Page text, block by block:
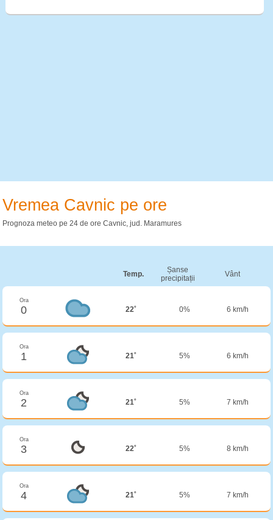
Vremea Cavnic pe ore
Prognoza meteo pe 24 de ore Cavnic, jud. Maramures
Temp.
Șanse
precipitații
Vânt
Ora
0 22˚ 0% 6 km/h
Ora
1 21˚ 5% 6 km/h
Ora
2 21˚ 5% 7 km/h
Ora
3 22˚ 5% 8 km/h
Ora
4 21˚ 5% 7 km/h